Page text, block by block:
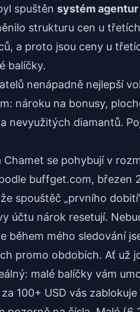
spuštěn systém
strukturu cen u
a proto jsou ceny u
balíčky.
nenápadně nejlepší
nároku na bonusy,
nevyužitých diamantů.
se pohybují v
buffget.com, březen
spouštěč „prvního
účtu nárok resetují.
během mého sledování
promo obdobích. Ať už
malé balíčky vám
100+ USD vás